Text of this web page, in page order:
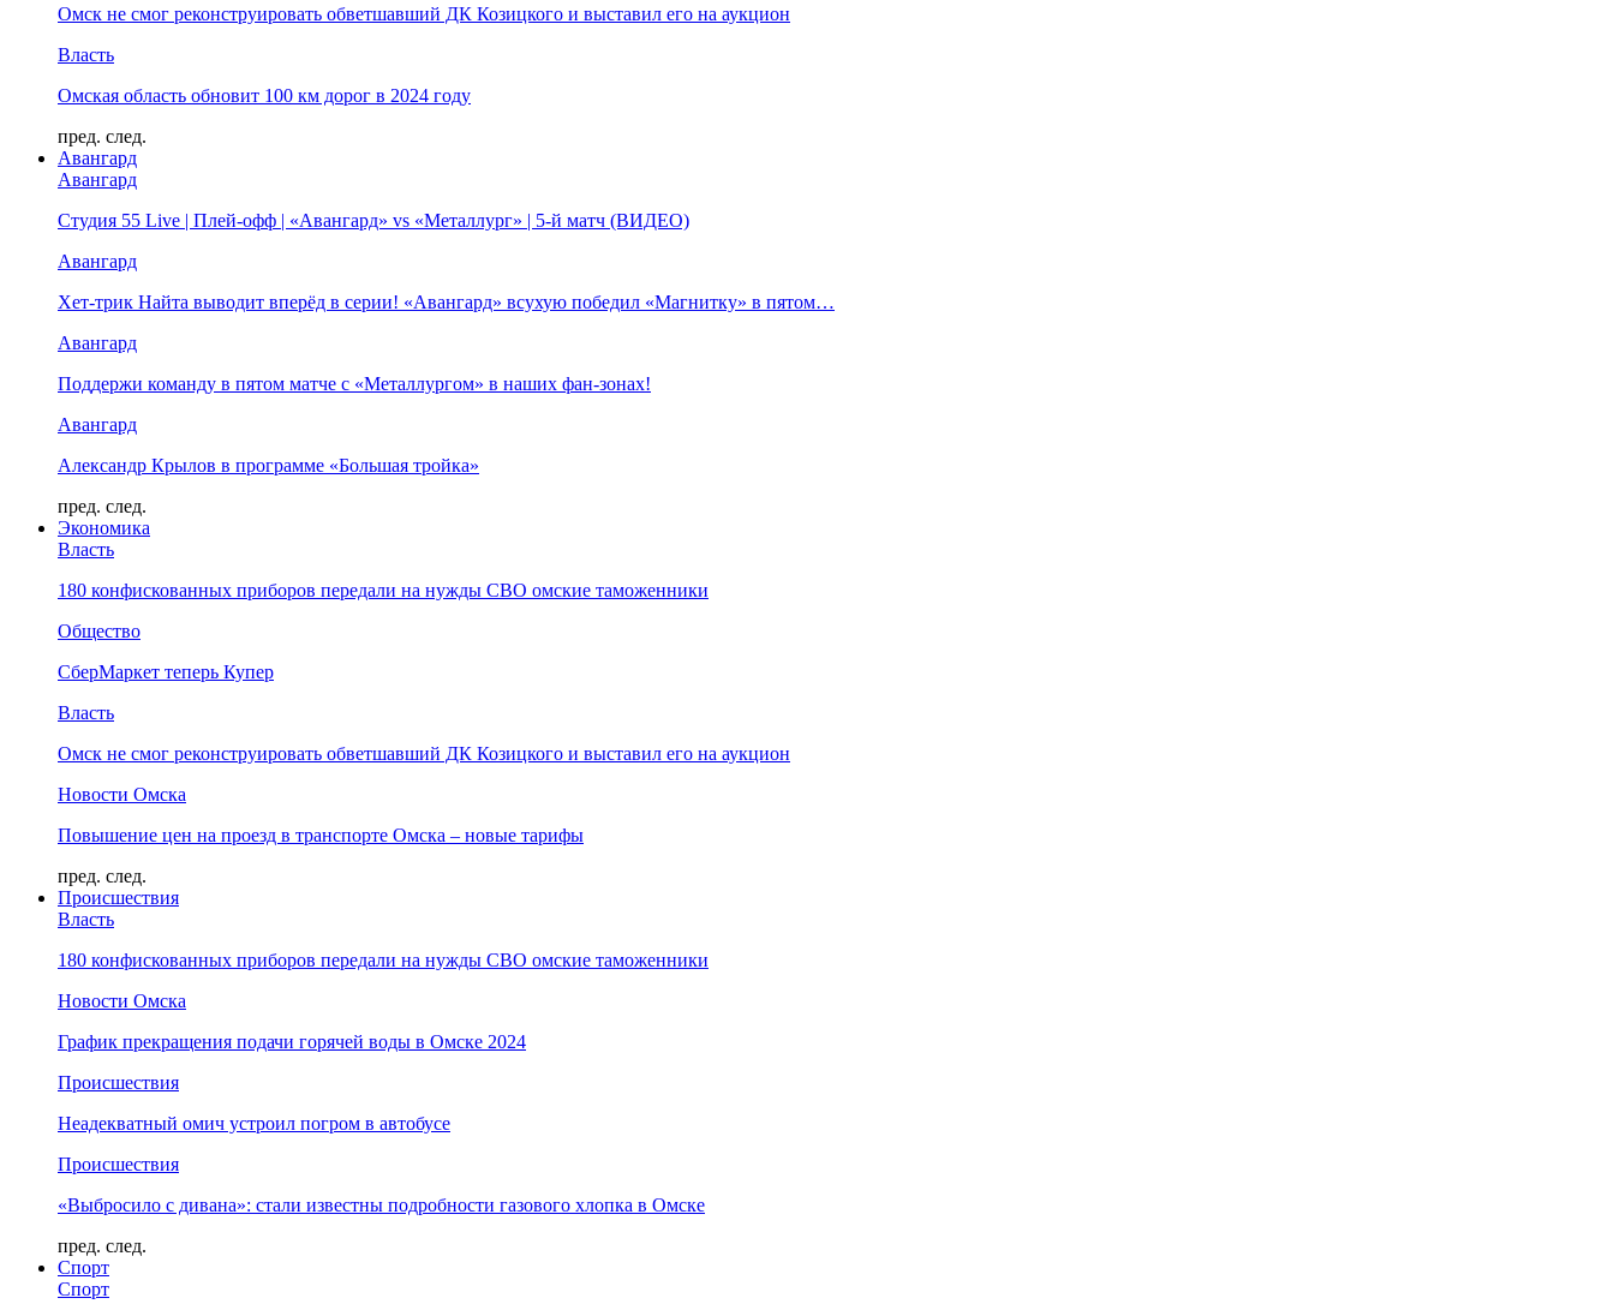
Омск не смог реконструировать обветшавший ДК Козицкого и выставил его на аукцион
Власть
Омская область обновит 100 км дорог в 2024 году
пред. след.
Авангард
Авангард
Студия 55 Live | Плей-офф | «Авангард» vs «Металлург» | 5-й матч (ВИДЕО)
Авангард
Хет-трик Найта выводит вперёд в серии! «Авангард» всухую победил «Магнитку» в пятом…
Авангард
Поддержи команду в пятом матче с «Металлургом» в наших фан-зонах!
Авангард
Александр Крылов в программе «Большая тройка»
пред. след.
Экономика
Власть
180 конфискованных приборов передали на нужды СВО омские таможенники
Общество
СберМаркет теперь Купер
Власть
Омск не смог реконструировать обветшавший ДК Козицкого и выставил его на аукцион
Новости Омска
Повышение цен на проезд в транспорте Омска – новые тарифы
пред. след.
Происшествия
Власть
180 конфискованных приборов передали на нужды СВО омские таможенники
Новости Омска
График прекращения подачи горячей воды в Омске 2024
Происшествия
Неадекватный омич устроил погром в автобусе
Происшествия
«Выбросило с дивана»: стали известны подробности газового хлопка в Омске
пред. след.
Спорт
Спорт